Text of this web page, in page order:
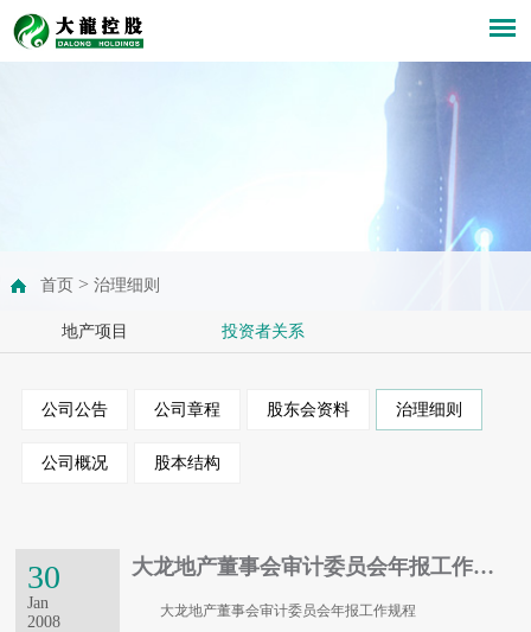
首页> 治理细则
地产项目 投资者关系
公司公告 公司章程 股东会资料 治理细则
公司概况 股本结构
30
Jan
2008
大龙地产董事会审计委员会年报工作规程
大龙地产董事会审计委员会年报工作规程